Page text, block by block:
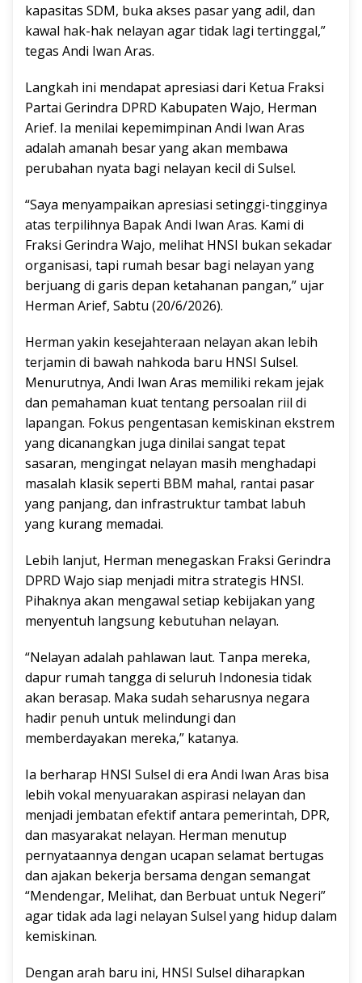
kapasitas SDM, buka akses pasar yang adil, dan
kawal hak-hak nelayan agar tidak lagi tertinggal,”
tegas Andi Iwan Aras.
Langkah ini mendapat apresiasi dari Ketua Fraksi
Partai Gerindra DPRD Kabupaten Wajo, Herman
Arief. Ia menilai kepemimpinan Andi Iwan Aras
adalah amanah besar yang akan membawa
perubahan nyata bagi nelayan kecil di Sulsel.
“Saya menyampaikan apresiasi setinggi-tingginya
atas terpilihnya Bapak Andi Iwan Aras. Kami di
Fraksi Gerindra Wajo, melihat HNSI bukan sekadar
organisasi, tapi rumah besar bagi nelayan yang
berjuang di garis depan ketahanan pangan,” ujar
Herman Arief, Sabtu (20/6/2026).
Herman yakin kesejahteraan nelayan akan lebih
terjamin di bawah nahkoda baru HNSI Sulsel.
Menurutnya, Andi Iwan Aras memiliki rekam jejak
dan pemahaman kuat tentang persoalan riil di
lapangan. Fokus pengentasan kemiskinan ekstrem
yang dicanangkan juga dinilai sangat tepat
sasaran, mengingat nelayan masih menghadapi
masalah klasik seperti BBM mahal, rantai pasar
yang panjang, dan infrastruktur tambat labuh
yang kurang memadai.
Lebih lanjut, Herman menegaskan Fraksi Gerindra
DPRD Wajo siap menjadi mitra strategis HNSI.
Pihaknya akan mengawal setiap kebijakan yang
menyentuh langsung kebutuhan nelayan.
“Nelayan adalah pahlawan laut. Tanpa mereka,
dapur rumah tangga di seluruh Indonesia tidak
akan berasap. Maka sudah seharusnya negara
hadir penuh untuk melindungi dan
memberdayakan mereka,” katanya.
Ia berharap HNSI Sulsel di era Andi Iwan Aras bisa
lebih vokal menyuarakan aspirasi nelayan dan
menjadi jembatan efektif antara pemerintah, DPR,
dan masyarakat nelayan. Herman menutup
pernyataannya dengan ucapan selamat bertugas
dan ajakan bekerja bersama dengan semangat
“Mendengar, Melihat, dan Berbuat untuk Negeri”
agar tidak ada lagi nelayan Sulsel yang hidup dalam
kemiskinan.
Dengan arah baru ini, HNSI Sulsel diharapkan